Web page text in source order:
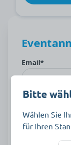
Bitte
Wählen Sie
für Ihren